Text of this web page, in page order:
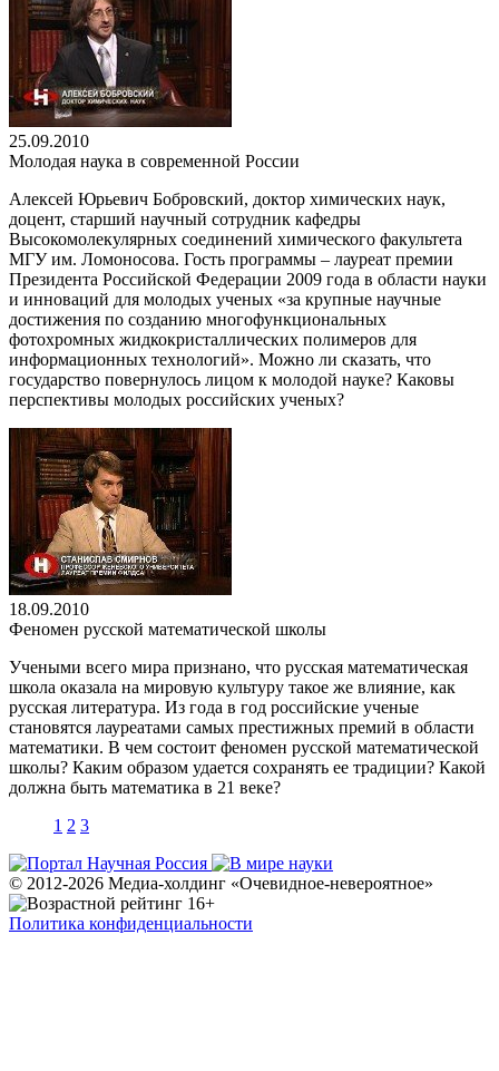
25.09.2010
Молодая наука в современной России
Алексей Юрьевич Бобровский, доктор химических наук,
доцент, старший научный сотрудник кафедры
Высокомолекулярных соединений химического факультета
МГУ им. Ломоносова. Гость программы – лауреат премии
Президента Российской Федерации 2009 года в области науки
и инноваций для молодых ученых «за крупные научные
достижения по созданию многофункциональных
фотохромных жидкокристаллических полимеров для
информационных технологий». Можно ли сказать, что
государство повернулось лицом к молодой науке? Каковы
перспективы молодых российских ученых?
18.09.2010
Феномен русской математической школы
Учеными всего мира признано, что русская математическая
школа оказала на мировую культуру такое же влияние, как
русская литература. Из года в год российские ученые
становятся лауреатами самых престижных премий в области
математики. В чем состоит феномен русской математической
школы? Каким образом удается сохранять ее традиции? Какой
должна быть математика в 21 веке?
1 2 3
© 2012-2026 Медиа-холдинг «Очевидное-невероятное»
Политика конфиденциальности